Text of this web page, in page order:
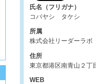
氏名（フリガナ）
コバヤシ タケシ
所属
株式会社リーダーラボ
住所
東京都港区南青山２
WEB